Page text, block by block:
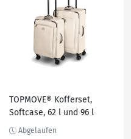
TOPMOVE® Kofferset,
Softcase, 62 l und 96 l